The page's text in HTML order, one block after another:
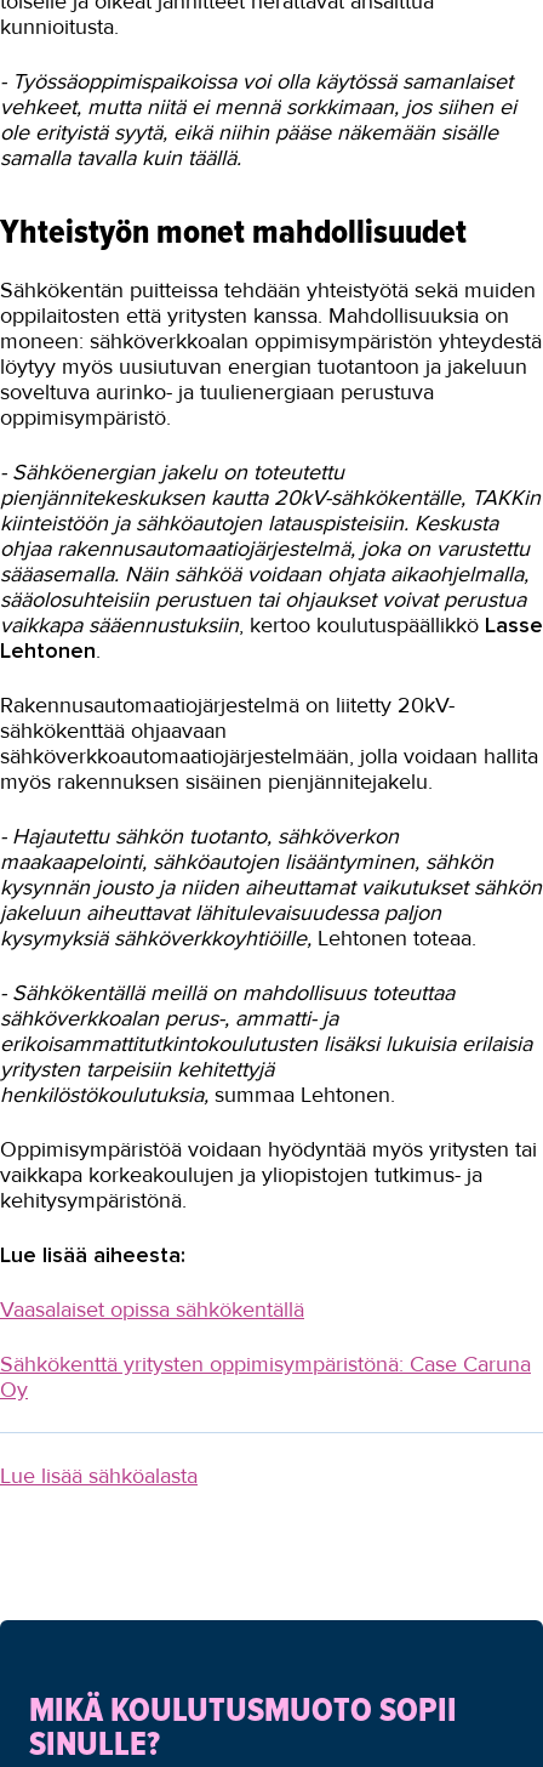
kunnioitusta.
- Työssäoppimispaikoissa voi olla käytössä samanlaiset
vehkeet, mutta niitä ei mennä sorkkimaan, jos siihen ei
ole erityistä syytä, eikä niihin pääse näkemään sisälle
samalla tavalla kuin täällä.
Yhteistyön monet mahdollisuudet
Sähkökentän puitteissa tehdään yhteistyötä sekä muiden
oppilaitosten että yritysten kanssa. Mahdollisuuksia on
moneen: sähköverkkoalan oppimisympäristön yhteydestä
löytyy myös uusiutuvan energian tuotantoon ja jakeluun
soveltuva aurinko- ja tuulienergiaan perustuva
oppimisympäristö.
- Sähköenergian jakelu on toteutettu
pienjännitekeskuksen kautta 20kV-sähkökentälle, TAKKin
kiinteistöön ja sähköautojen latauspisteisiin. Keskusta
ohjaa rakennusautomaatiojärjestelmä, joka on varustettu
sääasemalla. Näin sähköä voidaan ohjata aikaohjelmalla,
sääolosuhteisiin perustuen tai ohjaukset voivat perustua
vaikkapa sääennustuksiin, kertoo koulutuspäällikkö Lasse
Lehtonen.
Rakennusautomaatiojärjestelmä on liitetty 20kV-
sähkökenttää ohjaavaan
sähköverkkoautomaatiojärjestelmään, jolla voidaan hallita
myös rakennuksen sisäinen pienjännitejakelu.
- Hajautettu sähkön tuotanto, sähköverkon
maakaapelointi, sähköautojen lisääntyminen, sähkön
kysynnän jousto ja niiden aiheuttamat vaikutukset sähkön
jakeluun aiheuttavat lähitulevaisuudessa paljon
kysymyksiä sähköverkkoyhtiöille, Lehtonen toteaa.
- Sähkökentällä meillä on mahdollisuus toteuttaa
sähköverkkoalan perus-, ammatti- ja
erikoisammattitutkintokoulutusten lisäksi lukuisia erilaisia
yritysten tarpeisiin kehitettyjä
henkilöstökoulutuksia, summaa Lehtonen.
Oppimisympäristöä voidaan hyödyntää myös yritysten tai
vaikkapa korkeakoulujen ja yliopistojen tutkimus- ja
kehitysympäristönä.
Lue lisää aiheesta:
Vaasalaiset opissa sähkökentällä
Sähkökenttä yritysten oppimisympäristönä: Case Caruna
Oy
Lue lisää sähköalasta
MIKÄ KOULUTUSMUOTO SOPII
SINULLE?